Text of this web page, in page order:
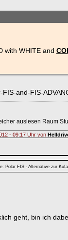
with WHITE and
FIS-and-FIS-
auslesen Raum
- 09:17 Uhr von
Polar FIS - Alternative zur
geht, bin ich